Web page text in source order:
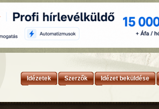
Idézetek Szerzők Idézet beküldése